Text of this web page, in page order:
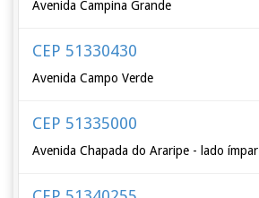
Avenida Campina Grande
CEP 51330430
Avenida Campo Verde
CEP 51335000
Avenida Chapada do Araripe - lado ímpar